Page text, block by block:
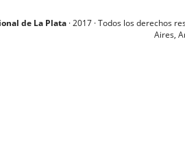
de La Plata · 2017 · Todos los derechos
Aires,